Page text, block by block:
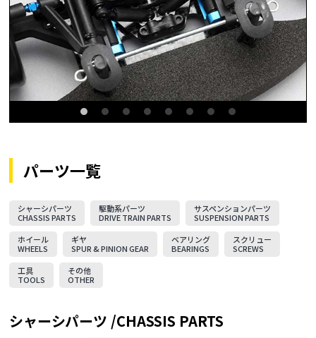
パーツ一覧
シャーシパーツ
CHASSIS PARTS
駆動系パーツ
DRIVE TRAIN PARTS
サスペンションパーツ
SUSPENSION PARTS
ホイール
WHEELS
ギヤ
SPUR & PINION GEAR
ベアリング
BEARINGS
スクリュー
SCREWS
工具
TOOLS
その他
OTHER
シャーシパーツ /CHASSIS PARTS